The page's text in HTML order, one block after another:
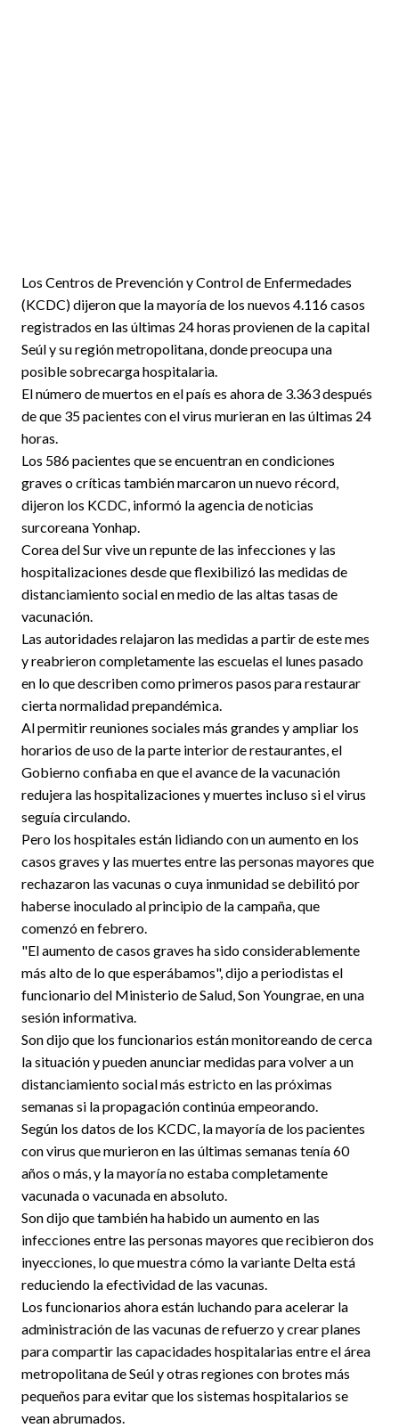
Los Centros de Prevención y Control de Enfermedades
(KCDC) dijeron que la mayoría de los nuevos 4.116 casos
registrados en las últimas 24 horas provienen de la capital
Seúl y su región metropolitana, donde preocupa una
posible sobrecarga hospitalaria.
El número de muertos en el país es ahora de 3.363 después
de que 35 pacientes con el virus murieran en las últimas 24
horas.
Los 586 pacientes que se encuentran en condiciones
graves o críticas también marcaron un nuevo récord,
dijeron los KCDC, informó la agencia de noticias
surcoreana Yonhap.
Corea del Sur vive un repunte de las infecciones y las
hospitalizaciones desde que flexibilizó las medidas de
distanciamiento social en medio de las altas tasas de
vacunación.
Las autoridades relajaron las medidas a partir de este mes
y reabrieron completamente las escuelas el lunes pasado
en lo que describen como primeros pasos para restaurar
cierta normalidad prepandémica.
Al permitir reuniones sociales más grandes y ampliar los
horarios de uso de la parte interior de restaurantes, el
Gobierno confiaba en que el avance de la vacunación
redujera las hospitalizaciones y muertes incluso si el virus
seguía circulando.
Pero los hospitales están lidiando con un aumento en los
casos graves y las muertes entre las personas mayores que
rechazaron las vacunas o cuya inmunidad se debilitó por
haberse inoculado al principio de la campaña, que
comenzó en febrero.
"El aumento de casos graves ha sido considerablemente
más alto de lo que esperábamos", dijo a periodistas el
funcionario del Ministerio de Salud, Son Youngrae, en una
sesión informativa.
Son dijo que los funcionarios están monitoreando de cerca
la situación y pueden anunciar medidas para volver a un
distanciamiento social más estricto en las próximas
semanas si la propagación continúa empeorando.
Según los datos de los KCDC, la mayoría de los pacientes
con virus que murieron en las últimas semanas tenía 60
años o más, y la mayoría no estaba completamente
vacunada o vacunada en absoluto.
Son dijo que también ha habido un aumento en las
infecciones entre las personas mayores que recibieron dos
inyecciones, lo que muestra cómo la variante Delta está
reduciendo la efectividad de las vacunas.
Los funcionarios ahora están luchando para acelerar la
administración de las vacunas de refuerzo y crear planes
para compartir las capacidades hospitalarias entre el área
metropolitana de Seúl y otras regiones con brotes más
pequeños para evitar que los sistemas hospitalarios se
vean abrumados.